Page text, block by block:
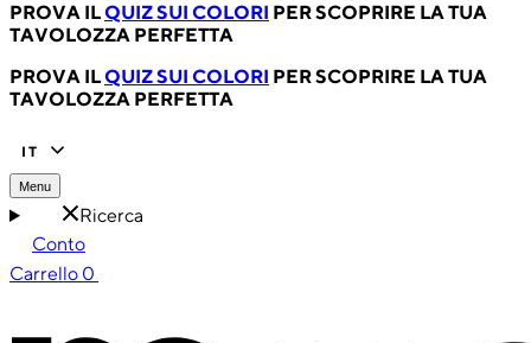
PROVA ILQUIZ SUI COLORI PER SCOPRIRE LA TUA
TAVOLOZZA PERFETTA
PROVA ILQUIZ SUI COLORI PER SCOPRIRE LA TUA
TAVOLOZZA PERFETTA
IT
Menu
Ricerca
Conto
Carrello 0